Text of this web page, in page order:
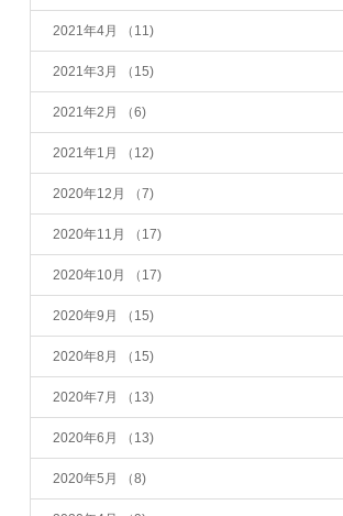
2021年4月 （11)
2021年3月 （15)
2021年2月 （6)
2021年1月 （12)
2020年12月 （7)
2020年11月 （17)
2020年10月 （17)
2020年9月 （15)
2020年8月 （15)
2020年7月 （13)
2020年6月 （13)
2020年5月 （8)